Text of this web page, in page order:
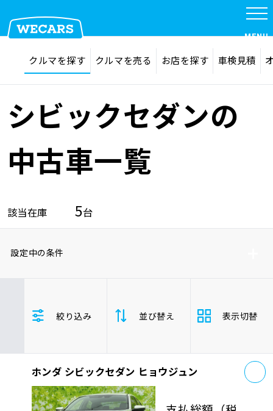
在庫検索 サイト内検索
MENU
クルマを探す
品質管理とサポート体制
お問い合わせ
クルマを探す クルマを売る お店を探す 車検見積
シビックセダンの
中古車一覧
該当在庫 5台
設定中の条件
絞り込み
並び替え
支払総
額
安い順 高
表示切替
ホンダ シビックセダン ヒョウジュン